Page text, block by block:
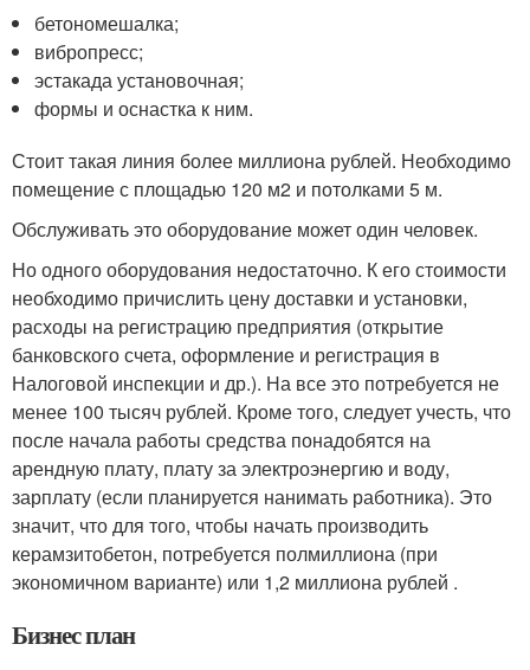
бетономешалка;
вибропресс;
эстакада установочная;
формы и оснастка к ним.
Стоит такая линия более миллиона рублей. Необходимо
помещение с площадью 120 м2 и потолками 5 м.
Обслуживать это оборудование может один человек.
Но одного оборудования недостаточно. К его стоимости
необходимо причислить цену доставки и установки,
расходы на регистрацию предприятия (открытие
банковского счета, оформление и регистрация в
Налоговой инспекции и др.). На все это потребуется не
менее 100 тысяч рублей. Кроме того, следует учесть, что
после начала работы средства понадобятся на
арендную плату, плату за электроэнергию и воду,
зарплату (если планируется нанимать работника). Это
значит, что для того, чтобы начать производить
керамзитобетон, потребуется полмиллиона (при
экономичном варианте) или 1,2 миллиона рублей .
Бизнес план